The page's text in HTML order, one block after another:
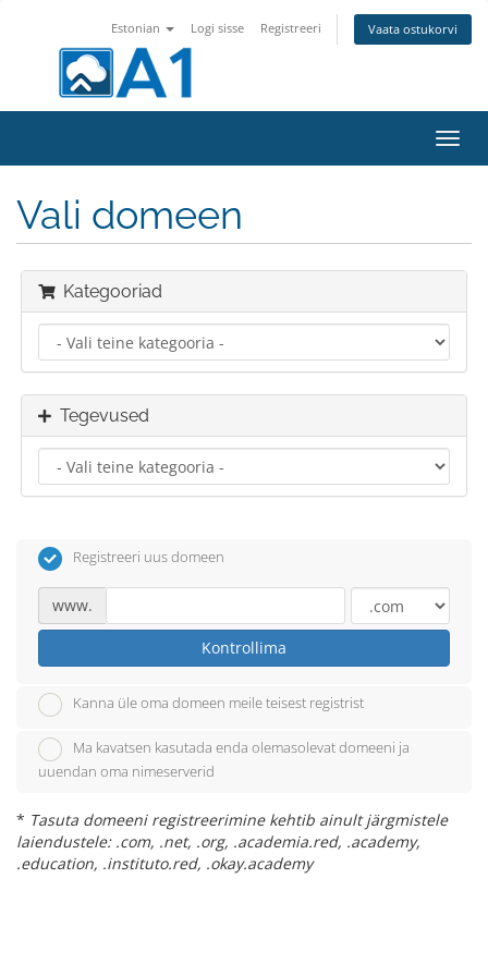
Estonian Logi sisse Registreeri Vaata ostukorvi
Vali domeen
Kategooriad
Tegevused
Registreeri uus domeen
www.
Kontrollima
Kanna üle oma domeen meile teisest registrist
Ma kavatsen kasutada enda olemasolevat domeeni ja
uuendan oma nimeserverid
* Tasuta domeeni registreerimine kehtib ainult järgmistele
laiendustele: .com, .net, .org, .academia.red, .academy,
.education, .instituto.red, .okay.academy